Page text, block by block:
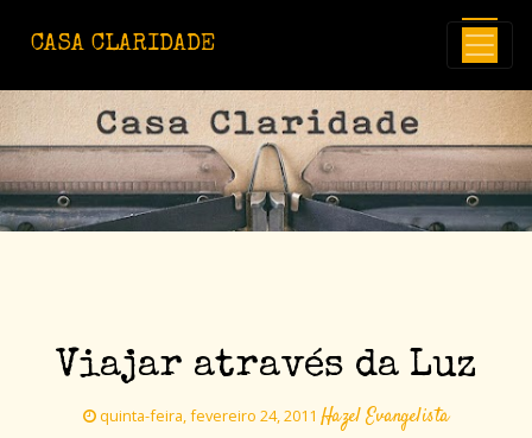
CASA CLARIDADE
Viajar através da Luz
quinta-feira, fevereiro 24, 2011 Hazel Evangelista